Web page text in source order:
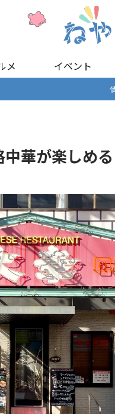
メ イベント
華が楽しめ